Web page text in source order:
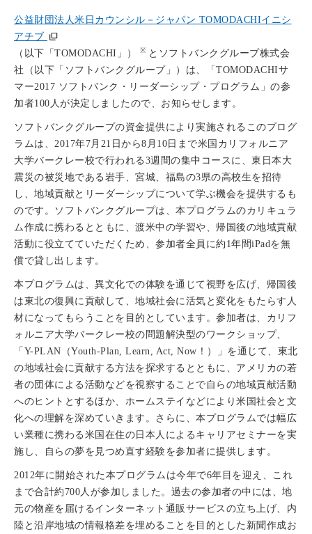
公益財団法人米日カウンシル－ジャパン TOMODACHIイニシ
アチブ
（以下「TOMODACHI」）
※ とソフトバンクグループ株式会
社（以下「ソフトバンクグループ」）は、「TOMODACHIサ
マー2017 ソフトバンク・リーダーシップ・プログラム」の参
加者100人が決定しましたので、お知らせします。
ソフトバンクグループの資金提供により実施されるこのプログ
ラムは、2017年7月21日から8月10日まで米国カリフォルニア
大学バークレー校で行われる3週間の集中コースに、東日本大
震災の被災地である岩手、宮城、福島の3県の高校生を招待
し、地域貢献とリーダーシップについて学ぶ機会を提供するも
のです。ソフトバンクグループは、本プログラムのカリキュラ
ム作成に携わるとともに、渡米中の学習や、帰国後の地域貢献
活動に役立てていただくため、参加者全員に約1年間iPadを無
償で貸し出します。
本プログラムは、異文化での体験を通じて視野を広げ、帰国後
は東北の復興に貢献して、地域社会に活気と変化をもたらす人
材になってもらうことを目的としています。参加者は、カリフ
ォルニア大学バークレー校の問題解決型のワークショップ、
「Y-PLAN（Youth-Plan, Learn, Act, Now！）」を通じて、東北
の地域社会に貢献する方法を探求するとともに、アメリカの若
者の団体による活動などを視察することで自らの地域貢献活動
へのヒントとするほか、ホームステイなどにより米国社会と文
化への理解を深めていきます。さらに、本プログラムでは幅広
い業種に携わる米国在住の日本人によるキャリアセミナーを実
施し、自らの夢を見つめ直す経験を参加者に提供します。
2012年に開始された本プログラムは今年で6年目を迎え、これ
まで合計約700人が参加しました。過去の参加者の中には、地
元の物産を届けるインターネット通販サービスの立ち上げ、内
陸と沿岸地域の情報格差を埋めることを目的とした新聞作成お